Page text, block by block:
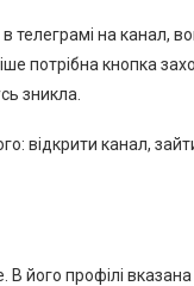
на канал,
потрібна кнопка
зникла.
відкрити канал,
В його профілі